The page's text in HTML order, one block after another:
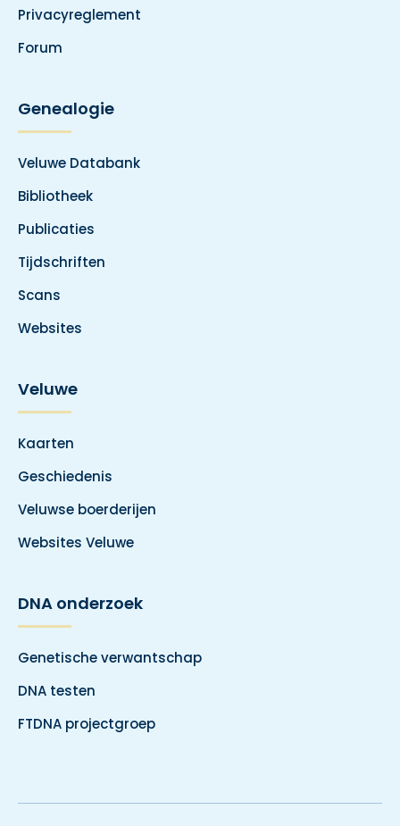
Privacyreglement
Forum
Genealogie
Veluwe Databank
Bibliotheek
Publicaties
Tijdschriften
Scans
Websites
Veluwe
Kaarten
Geschiedenis
Veluwse boerderijen
Websites Veluwe
DNA onderzoek
Genetische verwantschap
DNA testen
FTDNA projectgroep